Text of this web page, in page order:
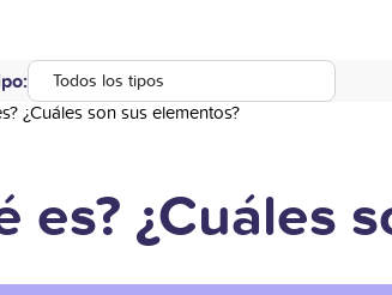
Todos los tipos
¿Cuáles son sus elementos?
es? ¿Cuáles